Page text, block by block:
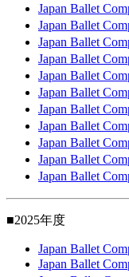
Japan Ballet
Japan Ballet
Japan Ballet
Japan Ballet
Japan Ballet
Japan Ballet
Japan Ballet
Japan Ballet
Japan Ballet
Japan Ballet
Japan Ballet
■2025年度
Japan Ballet
Japan Ballet